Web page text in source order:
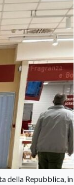
della Repubblica, in